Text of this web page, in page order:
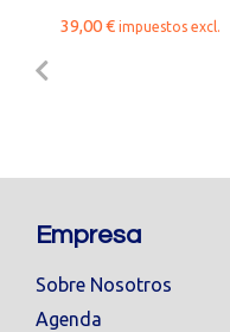
39,00€ impuestos excl.
Empresa
Sobre Nosotros
Agenda